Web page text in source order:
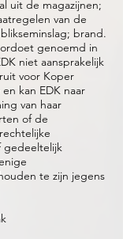
uit de magazijnen;
van de
brand.
genoemd in
niet aansprakelijk
voor Koper
kan EDK naar
van haar
of de
gedeeltelijk
te zijn jegens